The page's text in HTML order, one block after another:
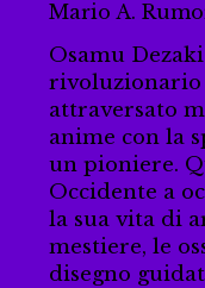
Mario A.
Osamu
rivoluzionario
attraversato
anime con la
un pioniere.
Occidente a
la sua vita di
mestiere, le
disegno